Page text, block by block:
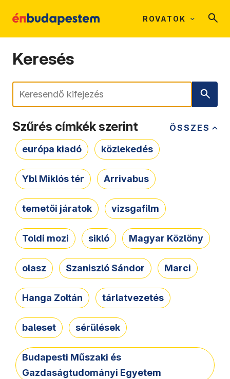
ROVATOK
Keresés
Keresés
ÖSSZES
Szűrés címkék szerint
európa kiadó közlekedés
Ybl Miklós tér Arrivabus
temetői járatok vizsgafilm
Toldi mozi sikló Magyar Közlöny
olasz Szaniszló Sándor Marci
Hanga Zoltán tárlatvezetés
baleset sérülések
Budapesti Műszaki és
Gazdaságtudományi Egyetem